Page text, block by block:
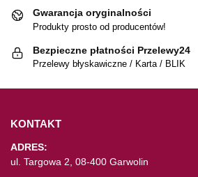
Gwarancja oryginalności
Produkty prosto od producentów!
Bezpieczne płatności Przelewy24
Przelewy błyskawiczne / Karta / BLIK
KONTAKT
ADRES:
ul. Targowa 2, 08-400 Garwolin